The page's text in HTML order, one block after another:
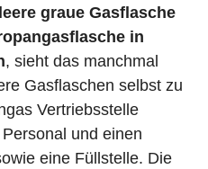
graue Gasflasche
in
, sieht das manchmal
Gasflaschen selbst zu
Vertriebsstelle
und einen
eine Füllstelle. Die